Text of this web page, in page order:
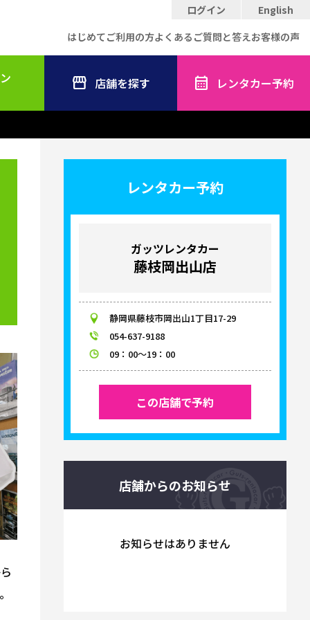
ログイン
English
はじめてご利用の方よくあるご質問と答えお客様の声
店舗を探す レンタカー予約
レンタカー予約
ガッツレンタカー
藤枝岡出山店
静岡県藤枝市岡出山1丁目17-29
054-637-9188
09：00～19：00
この店舗で予約
店舗からのお知らせ
お知らせはありません